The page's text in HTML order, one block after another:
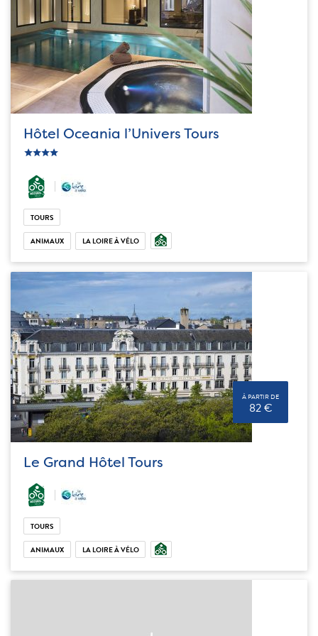
Hôtel Oceania l’Univers Tours
ic_star
ic_star
ic_star
TOURS
ANIMAUX LA LOIRE À VÉLO
À PARTIR DE
82 €
Le Grand Hôtel Tours
TOURS
ANIMAUX LA LOIRE À VÉLO